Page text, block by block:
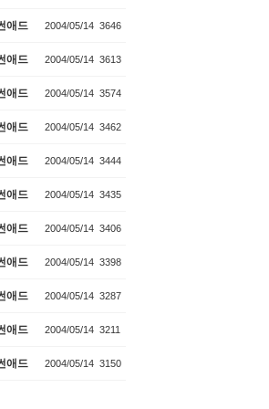
애드 2004/05/14 3646
애드 2004/05/14 3613
애드 2004/05/14 3574
애드 2004/05/14 3462
애드 2004/05/14 3444
애드 2004/05/14 3435
애드 2004/05/14 3406
애드 2004/05/14 3398
애드 2004/05/14 3287
애드 2004/05/14 3211
애드 2004/05/14 3150